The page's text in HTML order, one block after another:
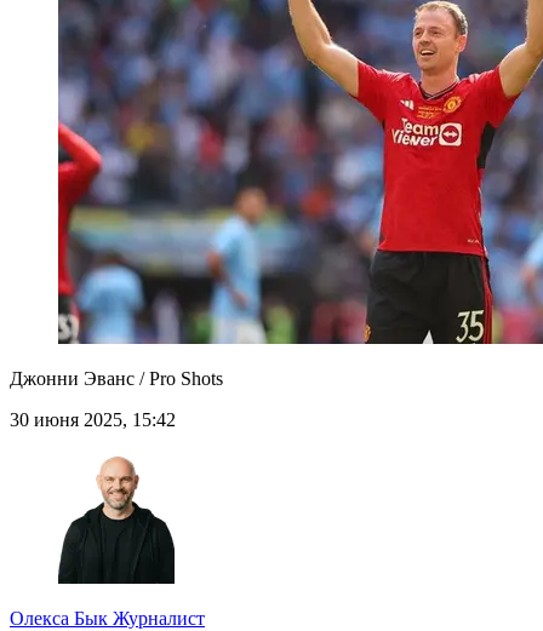
Джонни Эванс / Pro Shots
30 июня 2025, 15:42
Олекса Бык Журналист